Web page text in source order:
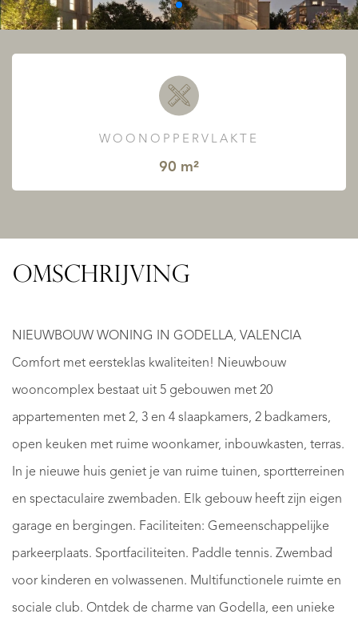
WOONOPPERVLAKTE
90 m²
OMSCHRIJVING
NIEUWBOUW WONING IN GODELLA, VALENCIA
Comfort met eersteklas kwaliteiten! Nieuwbouw
wooncomplex bestaat uit 5 gebouwen met 20
appartementen met 2, 3 en 4 slaapkamers, 2 badkamers,
open keuken met ruime woonkamer, inbouwkasten, terras.
In je nieuwe huis geniet je van ruime tuinen, sportterreinen
en spectaculaire zwembaden. Elk gebouw heeft zijn eigen
garage en bergingen. Faciliteiten: Gemeenschappelijke
parkeerplaats. Sportfaciliteiten. Paddle tennis. Zwembad
voor kinderen en volwassenen. Multifunctionele ruimte en
sociale club. Ontdek de charme van Godella, een unieke